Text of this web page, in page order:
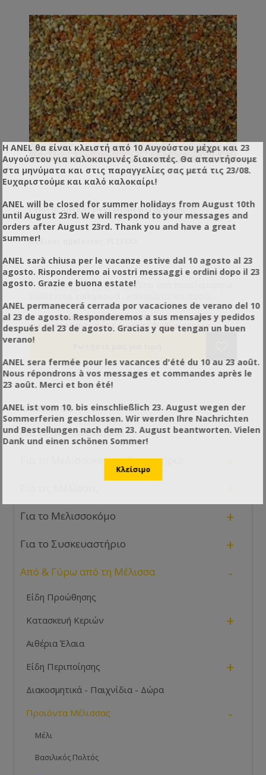
ΓΎΡΗ ΝΩΠΉ ΚΑΤΕΨΥΓΜΈΝΗ Β (ΤΙΜΉ ΚΙΛΟΎ)
Κωδικός προϊόντος: PL11XXX
Η Ελληνική γύρη χαρακτηρίζεται από ποικιλομορφία .
αφαιρεθεί η πλεονάζουσα υγρασία ( ώστε να μη
σβολιάσει ) καταψύχεται . Η γύρη που προσφέρουμε
είναι 100% Ελληνική από παραγωγούς που σέβονται
και αγαπούν τη δουλειά τους . Διακινείται
μεγαλύτερη ποικιλία λουλουδιών από ότι η Β
ποιότητα .
Η τιμή είναι ενδεικτική. Εξαρτάται από την ποιότητα
και ποσόσοτητα που έχουμε σε διαθεσιμότητα.
ΚΑΤΗΓΟΡΊΕΣ
Για το Μελισσοκομείο +
Για το Μελισσοκομικό Εργαστήριο
Για το Μελισσοκόμο +
Για το Συσκευαστήριο +
Από & Γύρω από τη Μέλισσα -
Είδη Προώθησης
Κατασκευή Κεριών
+
Αιθέρια Έλαια
Είδη Περιποίησης
+
Διακοσμητικά - Παιχνίδια - Δώρα
Προιόντα Μέλισσας
-
Μέλι
Βασιλικός Πολτός
Η ANEL θα είναι κλειστή από 10 Αυγούστου μέχρι και 23
Αυγούστου για καλοκαιρινές διακοπές. Θα απαντήσουμε
στα μηνύματα και στις παραγγελίες σας μετά τις 23/08.
Ευχαριστούμε και καλό καλοκαίρι!
ANEL will be closed for summer holidays from August 10th
until August 23rd. We will respond to your messages and
orders after August 23rd. Thank you and have a great
summer!
ANEL sarà chiusa per le vacanze estive dal 10 agosto al 23
agosto. Risponderemo ai vostri messaggi e ordini dopo il 23
agosto. Grazie e buona estate!
ANEL permanecerá cerrada por vacaciones de verano del 10
al 23 de agosto. Responderemos a sus mensajes y pedidos
después del 23 de agosto. Gracias y que tengan un buen
verano!
ANEL sera fermée pour les vacances d'été du 10 au 23 août.
Nous répondrons à vos messages et commandes après le
23 août. Merci et bon été!
ANEL ist vom 10. bis einschließlich 23. August wegen der
Sommerferien geschlossen. Wir werden Ihre Nachrichten
und Bestellungen nach dem 23. August beantworten. Vielen
Dank und einen schönen Sommer!